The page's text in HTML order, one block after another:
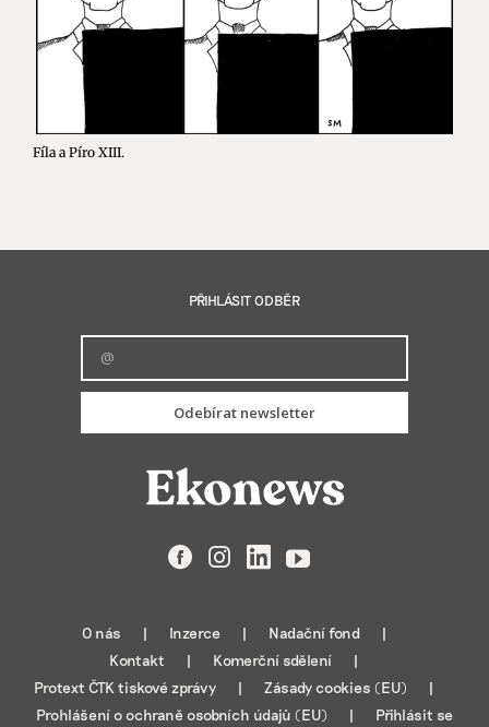
Fíla a Píro XIII.
PŘIHLÁSIT ODBĚR
Odebírat newsletter
FacebookInstagramLinkedIn
YouTube
O nás Inzerce
Nadační fond
Kontakt
Komerční sdělení
Protext ČTK tiskové zprávy
Zásady cookies (EU)
Prohlášení o ochraně osobních údajů (EU)
Přihlásit se